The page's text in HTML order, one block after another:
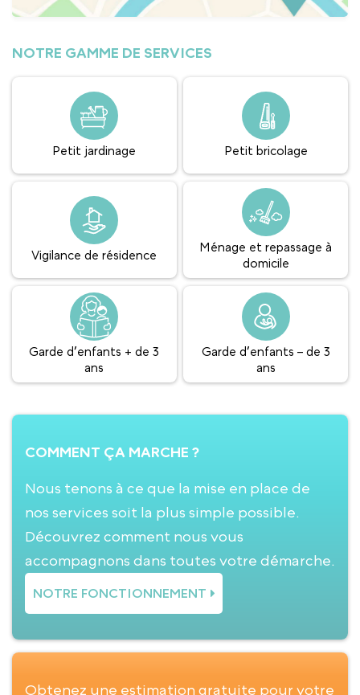
NOTRE GAMME DE SERVICES
Petit jardinage Petit bricolage
Vigilance de résidence
Ménage et repassage à
domicile
Garde d’enfants + de 3
ans
Garde d’enfants – de 3
ans
COMMENT ÇA MARCHE ?
Nous tenons à ce que la mise en place de
nos services soit la plus simple possible.
Découvrez comment nous vous
accompagnons dans toutes votre démarche.
NOTRE FONCTIONNEMENT
Obtenez une estimation gratuite pour votre